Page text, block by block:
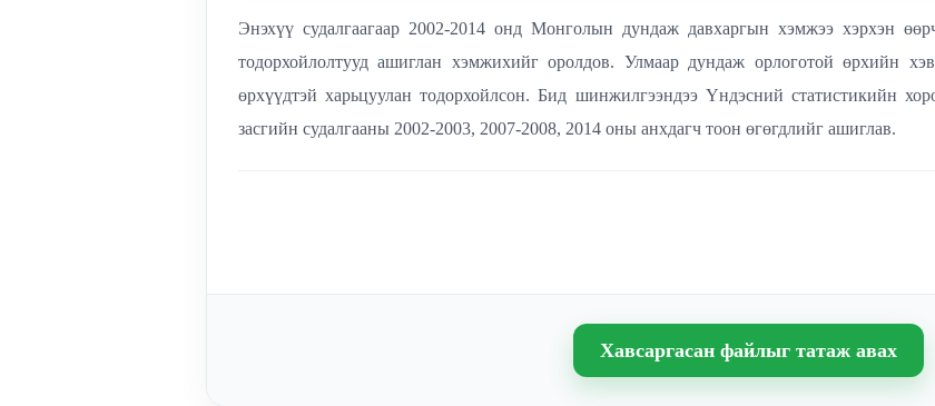
Энэхүү судалгаагаар 2002-2014 онд Монголын дундаж давхаргын хэмжээ хэрхэн
тодорхойлолтууд ашиглан хэмжихийг оролдов. Улмаар дундаж орлоготой өрхийн
өрхүүдтэй харьцуулан тодорхойлсон. Бид шинжилгээндээ Үндэсний статистикийн
засгийн судалгааны 2002-2003, 2007-2008, 2014 оны анхдагч тоон өгөгдлийг ашиглав.
Хавсаргасан файлыг татаж авах